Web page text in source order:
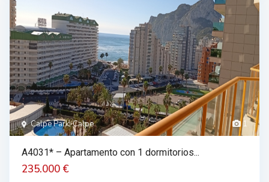
1
Calpe Park, Calpe
A4031* – Apartamento con 1 dormitorios...
235.000 €